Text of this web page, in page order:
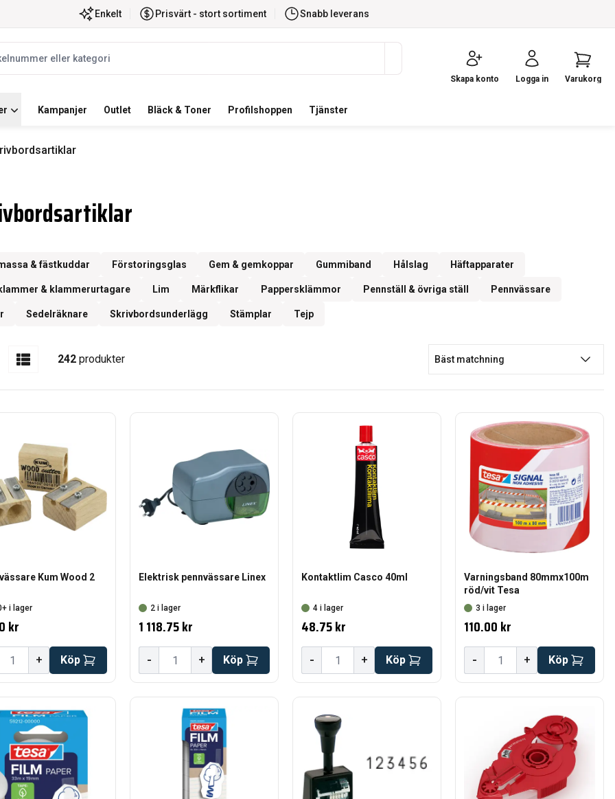
Snabb leverans
Enkelt Prisvärt - stort sortiment Snabb leverans
Skapa konto Logga in Varukorg
Kampanjer Outlet Bläck & Toner Profilshoppen Tjänster
& fästkuddar Förstoringsglas Gem & gemkoppar Gummiband Hålslag Häftapparater
& klammerurtagare Lim Märkflikar Pappersklämmor Pennställ & övriga ställ Pennvässare
Sedelräknare Skrivbordsunderlägg Stämplar Tejp
242 produkter Bäst matchning
Kum Wood 2
i lager
kr
+ Köp
Elektrisk pennvässare Linex
2 i lager
1 118.75 kr
- + Köp
Kontaktlim Casco 40ml
4 i lager
48.75 kr
- + Köp
Varningsband 80mmx100m
röd/vit Tesa
3 i lager
110.00 kr
- + Köp